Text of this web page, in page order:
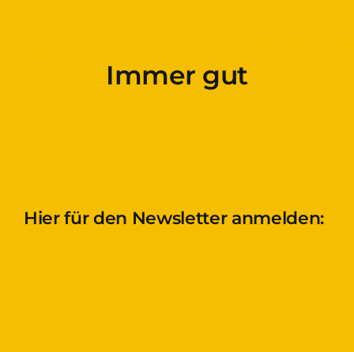
Immer gut
Hier für den Newsletter anmelden: